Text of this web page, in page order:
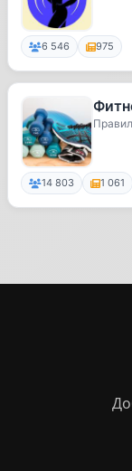
6 546 975
14 803 1 061